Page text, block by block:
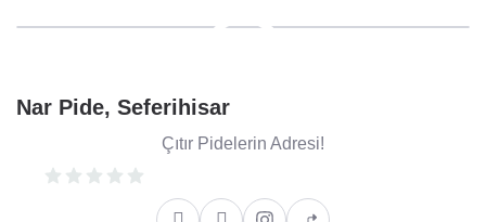
Nar Pide, Seferihisar
Çıtır Pidelerin Adresi!